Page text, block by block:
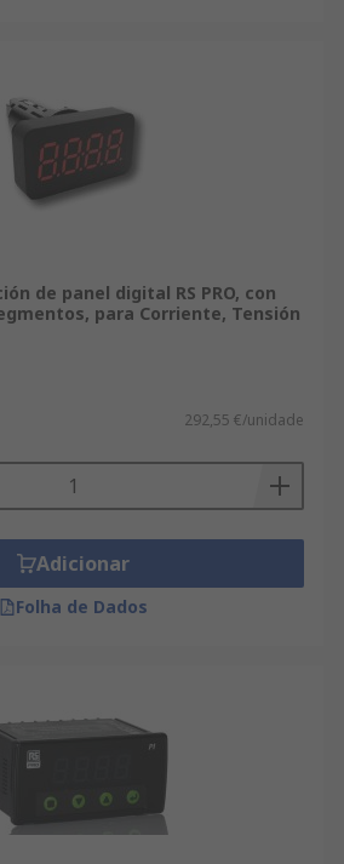
de panel digital RS PRO, con
para Corriente, Tensión
292,55 €/unidade
Adicionar
Folha de Dados